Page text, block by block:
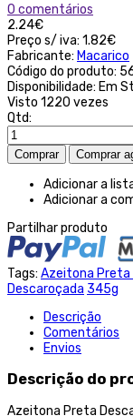
0 comentários
2.24€
Preço s/ iva: 1.82€
Fabricante: Macarico
Código do produto:
Disponibilidade: Em
Visto 1220 vezes
Qtd:
Adicionar a
Adicionar a
Partilhar produto
Tags: Azeitona Preta
Descaroçada 345g
Descrição
Comentários
Envios
Descrição do
Azeitona Preta